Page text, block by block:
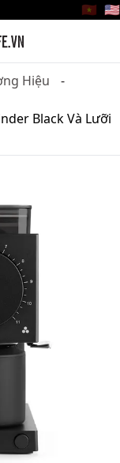
🇻🇳 🇺🇸
Hiệu
Black Và Lưỡi